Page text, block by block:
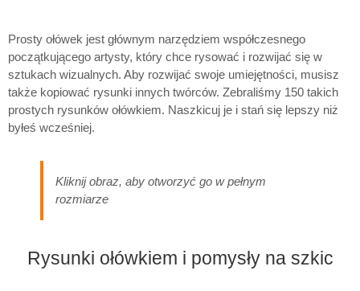
Prosty ołówek jest głównym narzędziem współczesnego
początkującego artysty, który chce rysować i rozwijać się w
sztukach wizualnych. Aby rozwijać swoje umiejętności, musisz
także kopiować rysunki innych twórców. Zebraliśmy 150 takich
prostych rysunków ołówkiem. Naszkicuj je i stań się lepszy niż
byłeś wcześniej.
Kliknij obraz, aby otworzyć go w pełnym
rozmiarze
Rysunki ołówkiem i pomysły na szkic